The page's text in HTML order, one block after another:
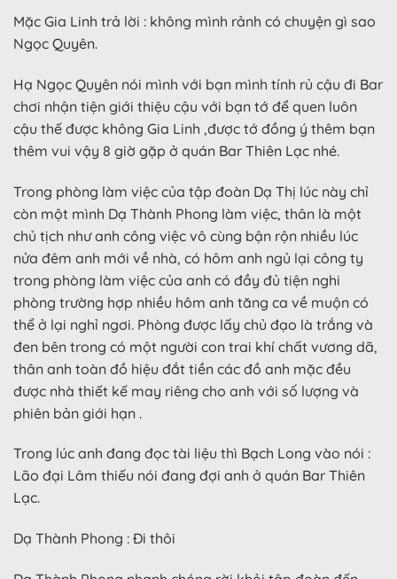
Mặc Gia Linh trả lời : không mình rảnh có chuyện gì sao
Ngọc Quyên.
Hạ Ngọc Quyên nói mình với bạn mình tính rủ cậu đi Bar
chơi nhận tiện giới thiệu cậu với bạn tớ để quen luôn
cậu thế được không Gia Linh ,được tớ đồng ý thêm bạn
thêm vui vậy 8 giờ gặp ở quán Bar Thiên Lạc nhé.
Trong phòng làm việc của tập đoàn Dạ Thị lúc này chỉ
còn một mình Dạ Thành Phong làm việc, thân là một
chủ tịch như anh công việc vô cùng bận rộn nhiều lúc
nửa đêm anh mới về nhà, có hôm anh ngủ lại công ty
trong phòng làm việc của anh có đầy đủ tiện nghi
phòng trường hợp nhiều hôm anh tăng ca về muộn có
thể ở lại nghỉ ngơi. Phòng được lấy chủ đạo là trắng và
đen bên trong có một người con trai khí chất vương dã,
thân anh toàn đồ hiệu đắt tiền các đồ anh mặc đều
được nhà thiết kế may riêng cho anh với số lượng và
phiên bản giới hạn .
Trong lúc anh đang đọc tài liệu thì Bạch Long vào nói :
Lão đại Lâm thiếu nói đang đợi anh ở quán Bar Thiên
Lạc.
Dạ Thành Phong : Đi thôi